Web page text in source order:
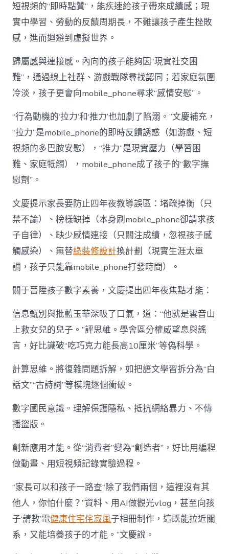
短視頻的“即時點贊”，能疾速給孩子帶來成績感；現
實中學習、勞動的反饋周期長，不難讓孩子產生挫敗
感，進而迴避到虛擬世界。
歸屬感與連接感。內向的孩子能夠因“現實社交困
難”，通過線上社群、游戲戰隊尋找認同；若家庭氛圍
冷淡，孩子更會向mobile_phone尋求“感情安慰”。
“行為動機的‘拉力’和‘推力’也加劇了陷溺。”文慶補充，
“拉力”是mobile_phone的即時反饋誘惑（如游戲、短
視頻的多巴胺安慰），“推力”是現實壓力（學習困
難、家庭牴觸），mobile_phone成了孩子的“數字撫
慰劑”。
文慶提示家長要防止四年夜教導誤區：堵疏掉衡（只
禁不論）、榜樣缺掉（本身刷mobile_phone卻請求孩
子自律）、缺少感情連接（只關注成績，忽視孩子感
觸感染）、無替綠裝修設計換計劃（現實生涯太單
調，孩子只能靠mobile_phone打發時間）。
關于晉陞孩子數字素養，文慶提出四年夜焦點才能：
信息甄別與批藍玉華深吸了口氣，道：“他就是雲音山
上救女兒的兒子。”評思維。學會區分權威望息與謠
言，好比識破“吃巧克力能長高10厘米”等偽科學。
計算思維。將復雜問題拆解，如把語文學習拆分為“白
話文”“古詩詞”等模塊逐個衝破。
數字國民意識。理解保護隱私、抵抗網絡暴力、不傳
播盜版。
創新應用才能。從“消費者”變為“創造者”，好比用編程
做動畫、用短視頻記錄實驗過程。
“家長可以和孩子一路查“除了我們兩個，這裡沒有其
他人，你怕什麼？”資料、用AI做觀光vlog，甚至向孩
子‘請教’電健康住宅侘寂風子相冊制作，這既能拉近關
系，又能培養孩子的才能。”文慶說。